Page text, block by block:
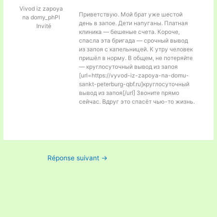
Vivod iz zapoya
na domy_phPl
Invité
Приветствую. Мой брат уже шестой
день в запое. Дети напуганы. Платная
клиника — бешеные счета. Короче,
спасла эта бригада — срочный вывод
из запоя с капельницей. К утру человек
пришёл в норму. В общем, не потеряйте
— круглосуточный вывод из запоя
[url=https://vyvod-iz-zapoya-na-domu-
sankt-peterburg-qbf.ru]круглосуточный
вывод из запоя[/url] Звоните прямо
сейчас. Вдруг это спасёт чью-то жизнь.
Réponse suivant →